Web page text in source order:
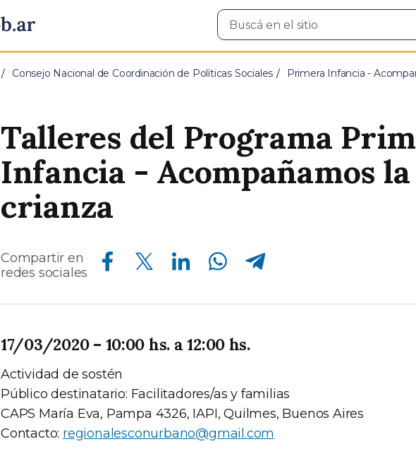
Buscar
en
Consejo Nacional de Coordinación de Políticas Sociales Primera Infancia -
Talleres del Programa
Infancia - Acompañamos la
crianza
Compartir en
redes sociales
Compartir en Facebook Compartir en Twitter Compartir en Linkedin Compartir en Whatsapp Compartir en Telegram
17/03/2020 – 10:00 hs. a 12:00 hs.
Actividad de sostén
Público destinatario: Facilitadores/as y familias
CAPS María Eva, Pampa 4326, IAPI, Quilmes, Buenos Aires
Contacto: regionalesconurbano@gmail.com